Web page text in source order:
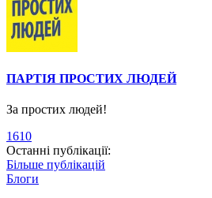
ПАРТІЯ ПРОСТИХ ЛЮДЕЙ
За простих людей!
1610
Останні публікації:
Більше публікацій
Блоги